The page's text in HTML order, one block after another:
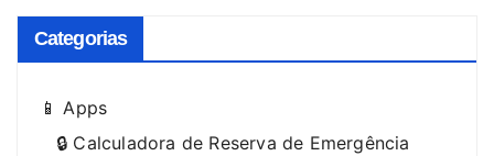
Categorias
📱 Apps
🔒 Calculadora de Reserva de Emergência